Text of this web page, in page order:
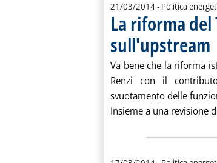
21/03/2014- Politica
La riforma
sull'upstream
Va bene che la riforma
Renzi con il
svuotamento delle
Insieme a una revisione